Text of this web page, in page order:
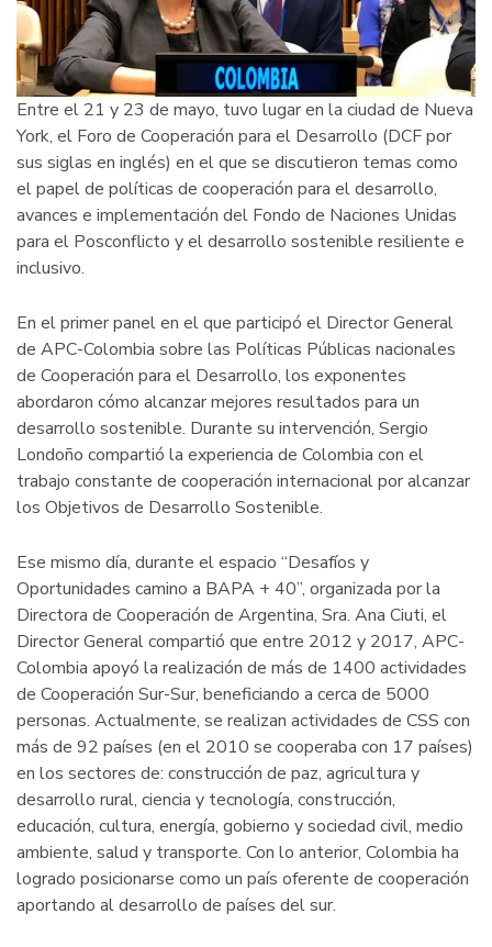
Entre el 21 y 23 de mayo, tuvo lugar en la ciudad de Nueva
York, el Foro de Cooperación para el Desarrollo (DCF por
sus siglas en inglés) en el que se discutieron temas como
el papel de políticas de cooperación para el desarrollo,
avances e implementación del Fondo de Naciones Unidas
para el Posconflicto y el desarrollo sostenible resiliente e
inclusivo.
En el primer panel en el que participó el Director General
de APC-Colombia sobre las Políticas Públicas nacionales
de Cooperación para el Desarrollo, los exponentes
abordaron cómo alcanzar mejores resultados para un
desarrollo sostenible. Durante su intervención, Sergio
Londoño compartió la experiencia de Colombia con el
trabajo constante de cooperación internacional por alcanzar
los Objetivos de Desarrollo Sostenible.
Ese mismo día, durante el espacio “Desafíos y
Oportunidades camino a BAPA + 40”, organizada por la
Directora de Cooperación de Argentina, Sra. Ana Ciuti, el
Director General compartió que entre 2012 y 2017, APC-
Colombia apoyó la realización de más de 1400 actividades
de Cooperación Sur-Sur, beneficiando a cerca de 5000
personas. Actualmente, se realizan actividades de CSS con
más de 92 países (en el 2010 se cooperaba con 17 países)
en los sectores de: construcción de paz, agricultura y
desarrollo rural, ciencia y tecnología, construcción,
educación, cultura, energía, gobierno y sociedad civil, medio
ambiente, salud y transporte. Con lo anterior, Colombia ha
logrado posicionarse como un país oferente de cooperación
aportando al desarrollo de países del sur.